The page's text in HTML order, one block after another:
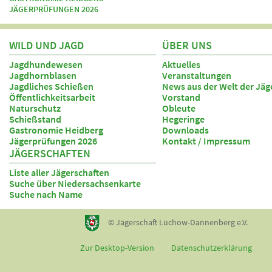
JÄGERPRÜFUNGEN 2026
WILD UND JAGD
Jagdhundewesen
Jagdhornblasen
Jagdliches Schießen
Öffentlichkeitsarbeit
Naturschutz
Schießstand
Gastronomie Heidberg
Jägerprüfungen 2026
ÜBER UNS
Aktuelles
Veranstaltungen
News aus der Welt der
Vorstand
Obleute
Hegeringe
Downloads
Kontakt / Impressum
JÄGERSCHAFTEN
Liste aller Jägerschaften
Suche über Niedersachsenkarte
Suche nach Name
© Jägerschaft Lüchow-Dannenberg e.V.
Zur Desktop-Version Datenschutzerklärung